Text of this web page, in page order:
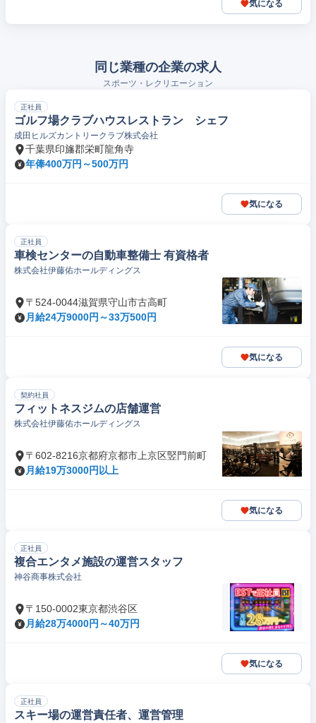
気になる
同じ業種の企業の求人
スポーツ・レクリエーション
正社員
ゴルフ場クラブハウスレストラン シェフ
成田ヒルズカントリークラブ株式会社
千葉県印旛郡栄町龍角寺
年俸400万円～500万円
気になる
正社員
車検センターの自動車整備士 有資格者
株式会社伊藤佑ホールディングス
〒524-0044滋賀県守山市古高町
月給24万9000円～33万500円
気になる
契約社員
フィットネスジムの店舗運営
株式会社伊藤佑ホールディングス
〒602-8216京都府京都市上京区竪門前町
月給19万3000円以上
気になる
正社員
複合エンタメ施設の運営スタッフ
神谷商事株式会社
〒150-0002東京都渋谷区
月給28万4000円～40万円
気になる
正社員
スキー場の運営責任者、運営管理